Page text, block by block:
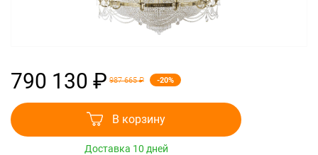
790 130 ₽ 987 665 ₽ -20%
В корзину
Доставка 10 дней